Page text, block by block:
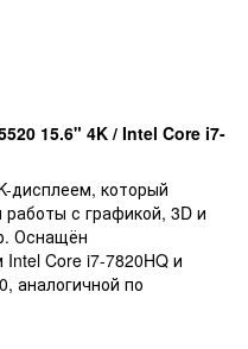
15.6" 4K / Intel Core i7-
дисплеем, который
с графикой, 3D и
Оснащён
Core i7-7820HQ и
аналогичной по